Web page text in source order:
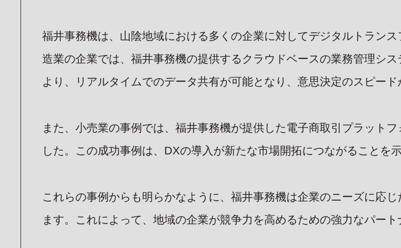
オフィスソリューション
ASKUL オフィス用品の注文
(外部サイト)
福井事務機は、山陰地域における多くの企業に対してデジタルトラン
造業の企業では、福井事務機の提供するクラウドベースの業務管理シ
より、リアルタイムでのデータ共有が可能となり、意思決定のスピード
また、小売業の事例では、福井事務機が提供した電子商取引プラット
した。この成功事例は、DXの導入が新たな市場開拓につながることを示
これらの事例からも明らかなように、福井事務機は企業のニーズに応
ます。これによって、地域の企業が競争力を高めるための強力なパート